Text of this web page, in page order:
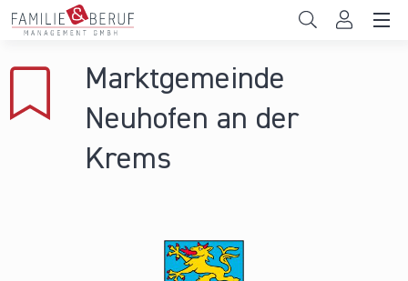
Direkt zum Inhalt
Gemeinden
Hochschulen
Marktgemeinde
Neuhofen an der
Krems